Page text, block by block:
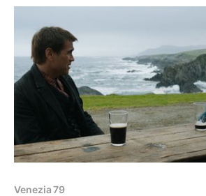
Venezia 79